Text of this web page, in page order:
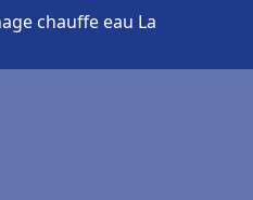
chauffe eau La